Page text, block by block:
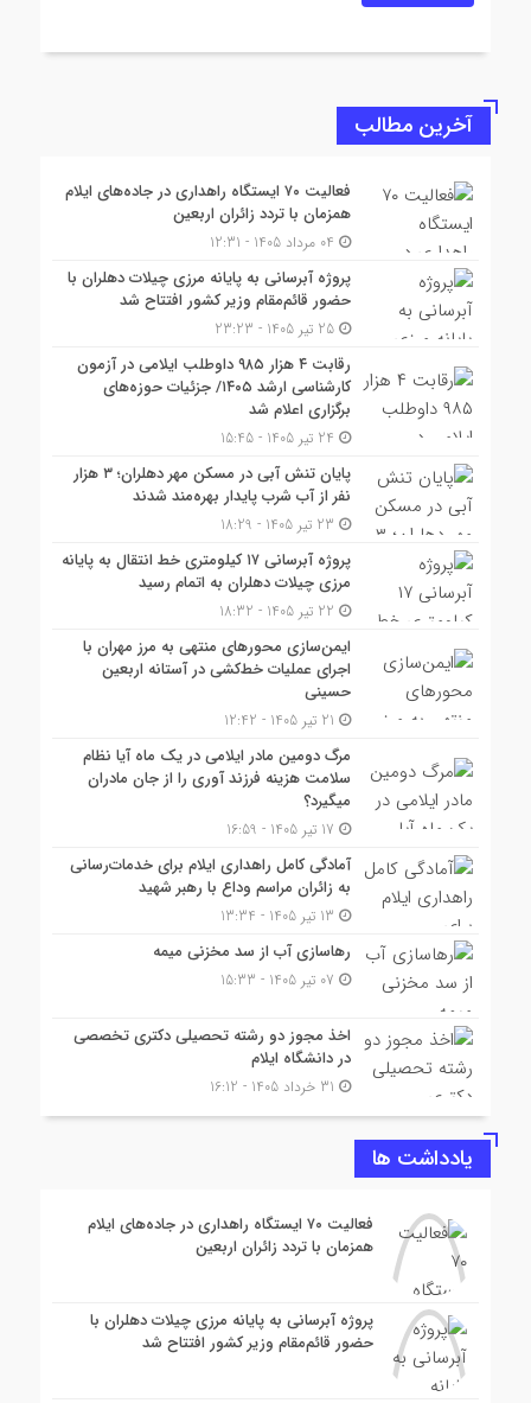
آخرین مطالب
فعالیت ۷۰ ایستگاه راهداری در جاده‌های ایلام
همزمان با تردد زائران اربعین
پروژه آبرسانی به پایانه مرزی چیلات دهلران با
حضور قائم‌مقام وزیر کشور افتتاح شد
25 تیر 1405 - 23:23
رقابت ۴ هزار ۹۸۵ داوطلب ایلامی در آزمون
کارشناسی ارشد ۱۴۰۵/ جزئیات حوزه‌های
برگزاری اعلام شد
پایان تنش آبی در مسکن مهر دهلران؛ ۳ هزار
نفر از آب شرب پایدار بهره‌مند شدند
پروژه آبرسانی ۱۷ کیلومتری خط انتقال به پایانه
مرزی چیلات دهلران به اتمام رسید
ایمن‌سازی محورهای منتهی به مرز مهران با
اجرای عملیات خط‌کشی در آستانه اربعین
حسینی
مرگ دومین مادر ایلامی در یک ماه آیا نظام
سلامت هزینه فرزند آوری را از جان مادران
میگیرد؟
آمادگی کامل راهداری ایلام برای خدمات‌رسانی
به زائران مراسم وداع با رهبر شهید
رهاسازی آب از سد مخزنی میمه
اخذ مجوز دو رشته تحصیلی دکتری تخصصی
در دانشگاه ایلام
یادداشت ها
فعالیت ۷۰ ایستگاه راهداری در جاده‌های ایلام
همزمان با تردد زائران اربعین
پروژه آبرسانی به پایانه مرزی چیلات دهلران با
حضور قائم‌مقام وزیر کشور افتتاح شد